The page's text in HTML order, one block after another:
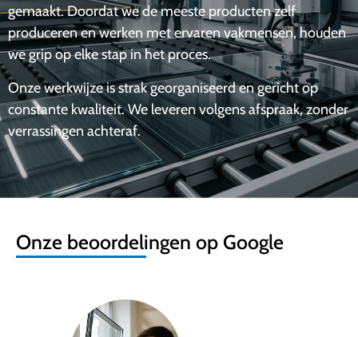
gemaakt. Doordat we de meeste producten zelf
produceren en werken met ervaren vakmensen, houden
we grip op elke stap in het proces.
Onze werkwijze is strak georganiseerd en gericht op
constante kwaliteit. We leveren volgens afspraak, zonder
verrassingen achteraf.
Onze beoordelingen op Google